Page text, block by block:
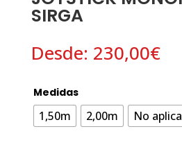
SIRGA
Desde: 230,00€
Medidas
1,50m 2,00m No aplica